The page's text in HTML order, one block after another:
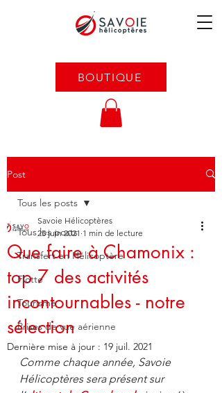
BOUTIQUE
Post
Tous les posts
Transfert en Hélicoptère
Flotte
Tourisme
Prises de vue aérienne
Tous les posts
Que faire à Chamonix :
top 7 des activités
incontournables - notre
sélection
Savoie Hélicoptères
25 juin 2021 1 min de lecture
Dernière mise à jour : 19 juil. 2021
Comme chaque année, Savoie
Hélicoptères sera présent sur